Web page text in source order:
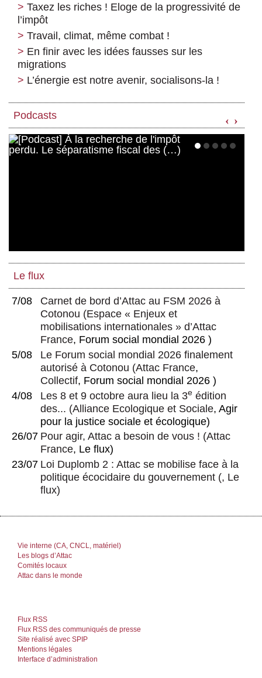
Taxez les riches ! Eloge de la progressivité de
l’impôt
Travail, climat, même combat !
En finir avec les idées fausses sur les
migrations
L’énergie est notre avenir, socialisons-la !
Podcasts ‹ ›
Le flux
7/08
Carnet de bord d’Attac au FSM 2026 à
Cotonou (Espace « Enjeux et
mobilisations internationales » d’Attac
France, Forum social mondial 2026 )
5/08
Le Forum social mondial 2026 finalement
autorisé à Cotonou (Attac France,
Collectif, Forum social mondial 2026 )
4/08
Les 8 et 9 octobre aura lieu la 3e édition
des... (Alliance Ecologique et Sociale, Agir
pour la justice sociale et écologique)
26/07 Pour agir, Attac a besoin de vous ! (Attac
France, Le flux)
23/07 Loi Duplomb 2 : Attac se mobilise face à la
politique écocidaire du gouvernement (, Le
flux)
Vie interne (CA, CNCL, matériel)
Les blogs d’Attac
Comités locaux
Attac dans le monde
Flux RSS
Flux RSS des communiqués de presse
Site réalisé avec SPIP
Mentions légales
Interface d’administration